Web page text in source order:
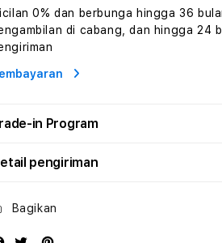
Wisata
Tunisia
Profesional
Wisata
Tunisia
0% dan berbunga hingga 36
di cabang, dan hingga 24
in Program
pengiriman
Bagikan